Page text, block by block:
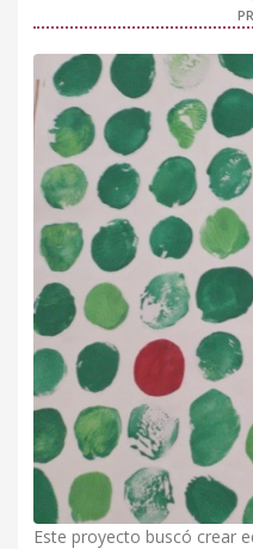
Este proyecto buscó crear